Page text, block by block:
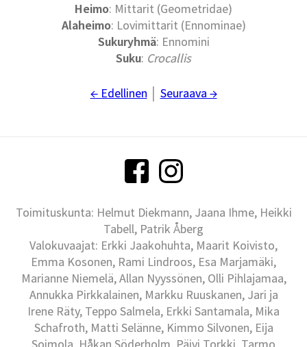
Heimo: Mittarit (Geometridae)
Alaheimo: Lovimittarit (Ennominae)
Sukuryhmä: Ennomini
Suku: Crocallis
← Edellinen Seuraava →
Toimituskunta: Helmut Diekmann, Jaana Ihme, Heikki
Tabell, Patrik Åberg
Valokuvaajat: Erkki Jaakohuhta, Maarit Koivisto,
Emma Kosonen, Rami Lindroos, Esa Marjamäki,
Marianne Niemelä, Allan Nyyssönen, Olli Pihlajamaa,
Annukka Pirkkalainen, Markku Ruuskanen, Jari ja
Irene Räty, Teppo Salmela, Erkki Santamala, Mika
Schafroth, Matti Selänne, Kimmo Silvonen, Eija